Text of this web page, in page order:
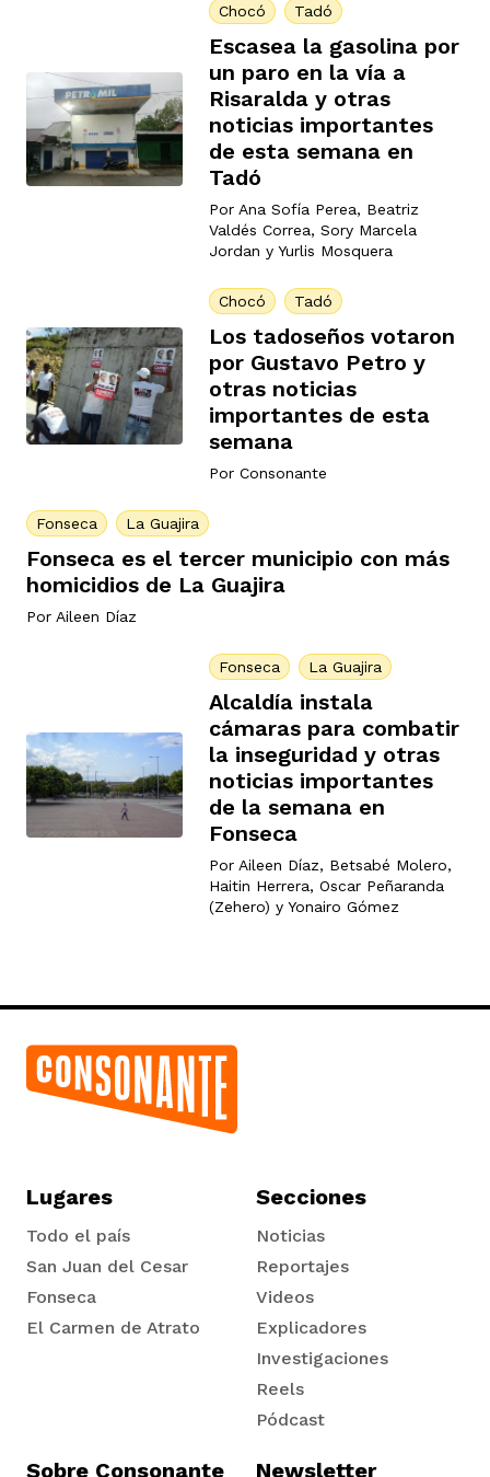
Chocó Tadó
Escasea la gasolina por
un paro en la vía a
Risaralda y otras
noticias importantes
de esta semana en
Tadó
Por Ana Sofía Perea, Beatriz
Valdés Correa, Sory Marcela
Jordan y Yurlis Mosquera
Chocó Tadó
Los tadoseños votaron
por Gustavo Petro y
otras noticias
importantes de esta
semana
Por Consonante
Fonseca La Guajira
Fonseca es el tercer municipio con más
homicidios de La Guajira
Por Aileen Díaz
Fonseca La Guajira
Alcaldía instala
cámaras para combatir
la inseguridad y otras
noticias importantes
de la semana en
Fonseca
Por Aileen Díaz, Betsabé Molero,
Haitin Herrera, Oscar Peñaranda
(Zehero) y Yonairo Gómez
Lugares
Todo el país
San Juan del Cesar
Fonseca
El Carmen de Atrato
Secciones
Noticias
Reportajes
Videos
Explicadores
Investigaciones
Reels
Pódcast
Sobre Consonante Newsletter